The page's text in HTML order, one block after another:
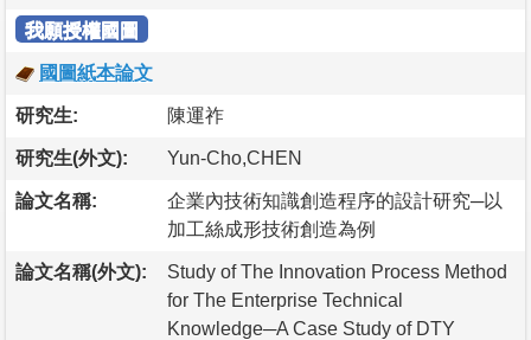
我願授權國圖
國圖紙本論文
研究生: 陳運祚
研究生(外文): Yun-Cho,CHEN
論文名稱:
企業內技術知識創造程序的設計研究─以
加工絲成形技術創造為例
論文名稱(外文):
Study of The Innovation Process Method
for The Enterprise Technical
Knowledge─A Case Study of DTY